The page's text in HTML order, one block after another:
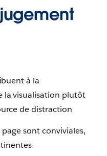
à la
la visualisation plutôt
de distraction
sont conviviales,